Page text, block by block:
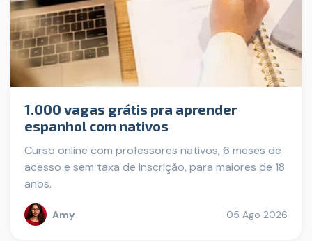
1.000 vagas grátis pra aprender
espanhol com nativos
Curso online com professores nativos, 6 meses de
acesso e sem taxa de inscrição, para maiores de 18
anos.
Amy 05 Ago 2026